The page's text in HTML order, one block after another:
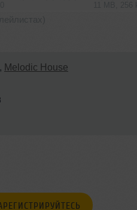
, Melodic House